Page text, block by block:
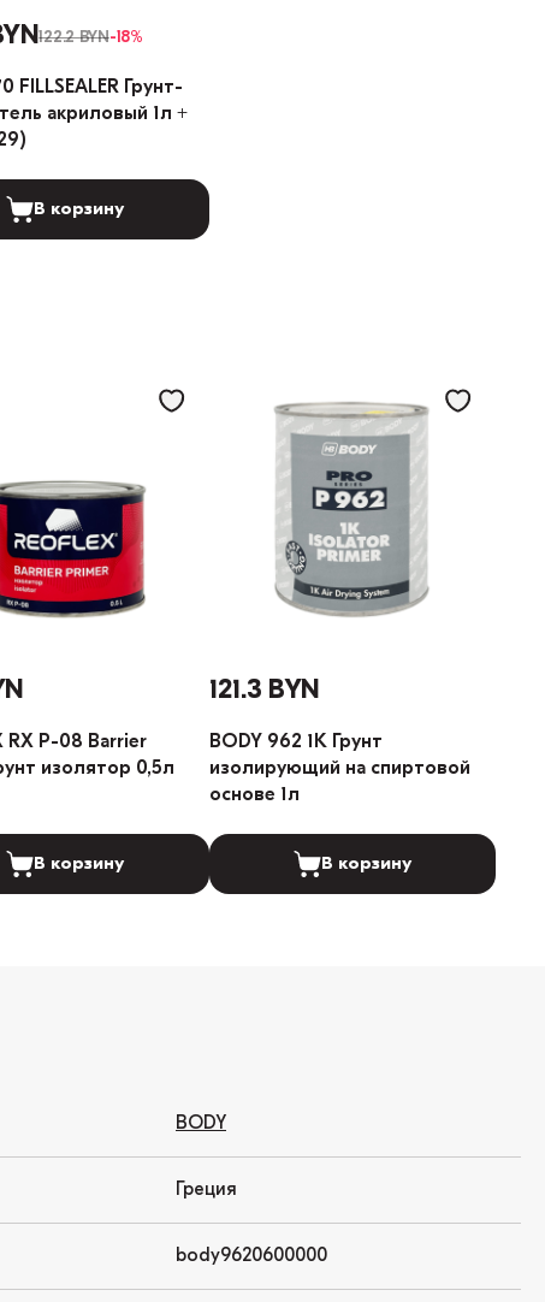
122.2 BYN-18%
FILLSEALER Грунт-
акриловый 1л +
В корзину
RX P-08 Barrier
изолятор 0,5л
В корзину
121.3 BYN
BODY 962 1K Грунт
изолирующий на спиртовой
основе 1л
В корзину
BODY
Греция
body9620600000